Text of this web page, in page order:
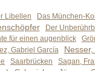
Libellen Das München-
Der
für einen augenblick
Gabriel García
Saarbrücken
Sagan,